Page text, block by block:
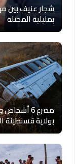
شجار عنيف بين
بمليلية المحتلة
بولاية قسنطينة